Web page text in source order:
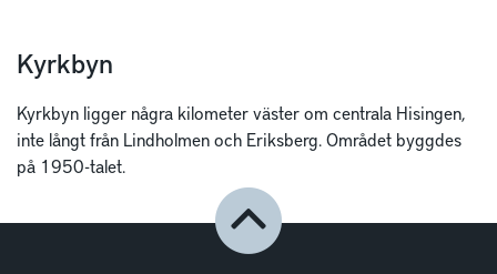
Kyrkbyn
Kyrkbyn ligger några kilometer väster om centrala Hisingen,
inte långt från Lindholmen och Eriksberg. Området byggdes
på 1950-talet.